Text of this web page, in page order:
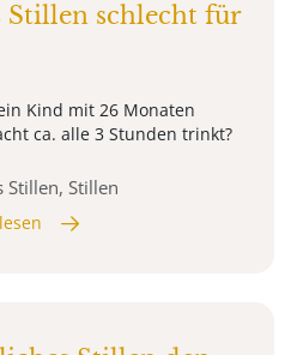
Stillen schlecht für
Kind mit 26 Monaten
ca. alle 3 Stunden trinkt?
Stillen, Stillen